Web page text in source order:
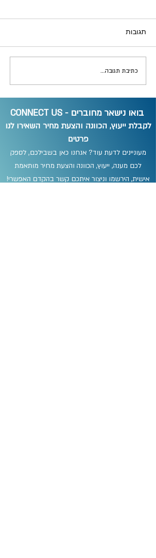
תגובות
כתיבת תגובה...
בואו נישאר מחוברים - CONNECT US
לקבלת ייעוץ, הכוונה והצעת מחיר השאירו לנו
פרטים
מעוניינים לדעת עוד? אנחנו כאן בשבילכם, לספק
לכם מענה, ייעוץ, הכוונה והצעת מחיר מותאמת
אישית, הירשמו וניצור איתכם קשר בהקדם האפשרי!